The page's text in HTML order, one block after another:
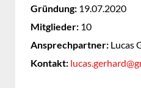
Gründung: 19.07.2020
Mitglieder: 10
Ansprechpartner: Lucas
Kontakt: